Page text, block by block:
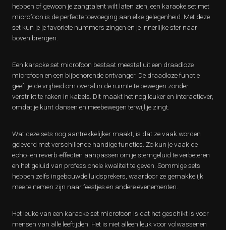
hebben of gewoon je zangtalent wilt laten zien, een karaoke set met
microfoon is de perfecte toevoeging aan elke gelegenheid. Met deze
set kun je je favoriete nummers zingen en je innerlijke ster naar
boven brengen.
Een karaoke set microfoon bestaat meestal uit een draadloze
microfoon en een bijbehorende ontvanger. De draadloze functie
geeft je de vrijheid om overal in de ruimte te bewegen zonder
verstrikt te raken in kabels. Dit maakt het nog leuker en interactiever,
omdat je kunt dansen en meebewegen terwijl je zingt.
Wat deze sets nog aantrekkelijker maakt, is dat ze vaak worden
geleverd met verschillende handige functies. Zo kun je vaak de
echo- en reverb-effecten aanpassen om je stemgeluid te verbeteren
en het geluid van professionele kwaliteit te geven. Sommige sets
hebben zelfs ingebouwde luidsprekers, waardoor ze gemakkelijk
mee te nemen zijn naar feestjes en andere evenementen.
Het leuke van een karaoke set microfoon is dat het geschikt is voor
mensen van alle leeftijden. Het is niet alleen leuk voor volwassenen